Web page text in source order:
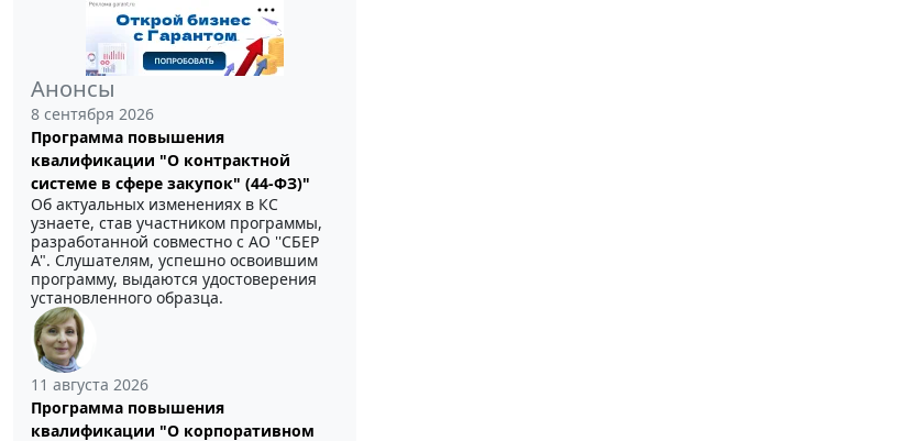
Анонсы
8 сентября 2026
Программа повышения
квалификации "О контрактной
системе в сфере закупок" (44-ФЗ)"
Об актуальных изменениях в КС
узнаете, став участником программы,
разработанной совместно с АО ''СБЕР
А". Слушателям, успешно освоившим
программу, выдаются удостоверения
установленного образца.
11 августа 2026
Программа повышения
квалификации "О корпоративном